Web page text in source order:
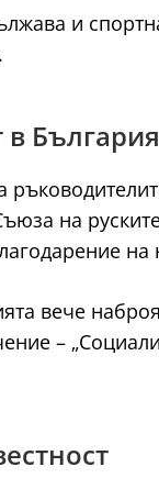
и
в България
на
вече
–